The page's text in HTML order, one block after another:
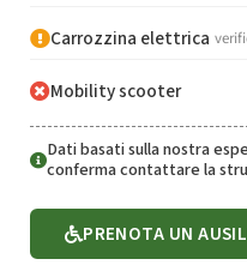
Carrozzina elettrica
Mobility scooter
Dati basati sulla nostra
conferma contattare la
PRENOTA UN